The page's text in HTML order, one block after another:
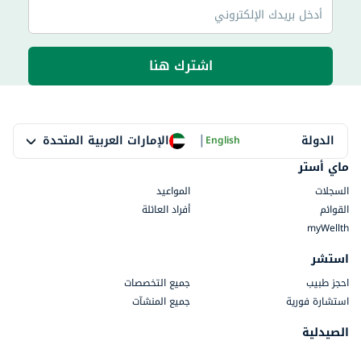
اشترك هنا
الدولة الإمارات العربية المتحدة |English
ماي أستر
السجلات
المواعيد
القوائم
أفراد العائلة
myWellth
استشر
احجز طبيب
جميع التخصصات
استشارة فورية
جميع المنشآت
الصيدلية